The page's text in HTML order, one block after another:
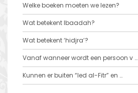
Welke boeken moeten we lezen?
Wat betekent Ibaadah?
Wat betekent ‘hidjra’?
Vanaf wanneer wordt een persoon v …
Kunnen er buiten “Ied al-Fitr” en …